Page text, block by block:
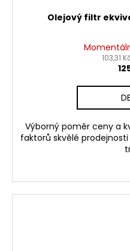
Olejový filtr
103,31
Výborný poměr ceny a
faktorů skvělé